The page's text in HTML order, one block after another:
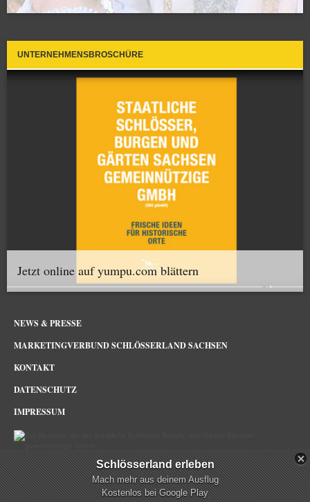
UNTERNEHMENSBROSCHÜRE
Jetzt online auf yumpu.com blättern
NEWS & PRESSE
MARKETINGVERBUND SCHLÖSSERLAND SACHSEN
KONTAKT
DATENSCHUTZ
IMPRESSUM
Schlösserland Sachsen im Netz
Schlösserland erleben
Mach mehr aus deinem Ausflug
Kostenlos bei Google Play